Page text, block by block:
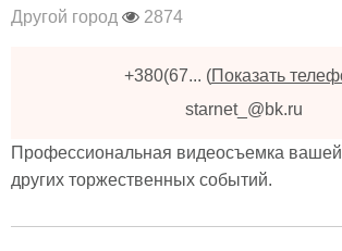
Другой город 2874
+380(67... (Показать
starnet_@bk.ru
Профессиональная видеосъемка
других торжественных событий.